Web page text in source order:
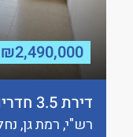
₪2,490,000
דירת 3.5 חדרים ברח’ רש”י
רש"י, רמת גן,